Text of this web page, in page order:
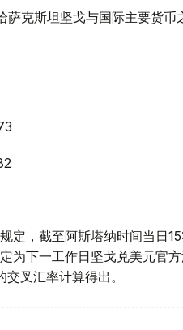
克斯坦坚戈与国际主要货币
定，截至阿斯塔纳时间当日
为下一工作日坚戈兑美元官
叉汇率计算得出。